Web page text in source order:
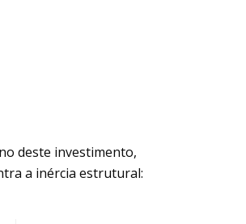
deste investimento,
a inércia estrutural: